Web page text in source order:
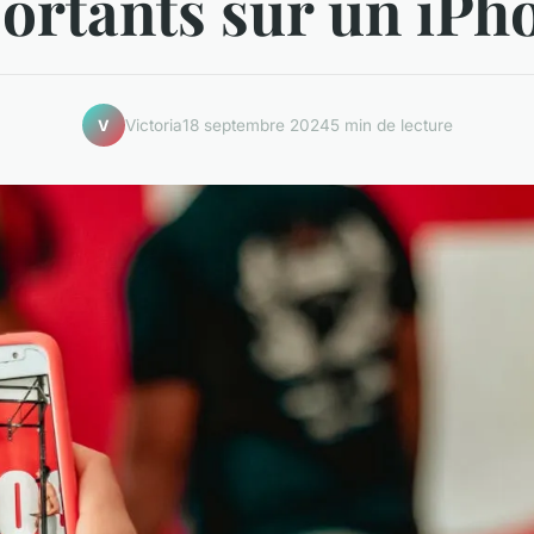
V Victoria18 septembre 20245 min de lecture